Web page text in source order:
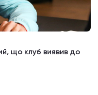
що клуб виявив до